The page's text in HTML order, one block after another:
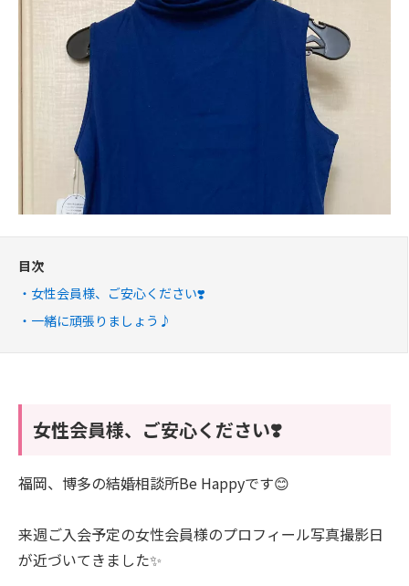
目次
女性会員様、ご安心ください❣️
一緒に頑張りましょう♪
女性会員様、ご安心ください❣️
福岡、博多の結婚相談所Be Happyです😊
来週ご入会予定の女性会員様のプロフィール写真撮影日
が近づいてきました✨